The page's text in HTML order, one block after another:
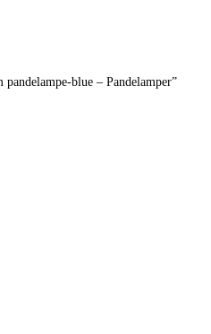
blue – Pandelamper”